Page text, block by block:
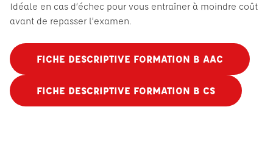
Idéale en cas d’échec pour vous entraîner à moindre coût
avant de repasser l’examen.
FICHE DESCRIPTIVE FORMATION B AAC
FICHE DESCRIPTIVE FORMATION B CS